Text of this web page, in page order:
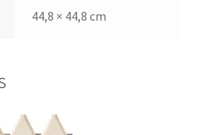
44,8 × 44,8 cm